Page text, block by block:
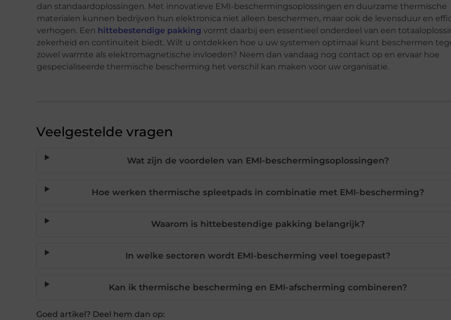
dan standaardoplossingen. Met innovatieve EMI-beschermingsoplossingen en duurzame thermische
materialen kunnen bedrijven hun elektronica niet alleen beschermen, maar ook de levensduur en
verhogen. Een hittebestendige pakking vormt daarbij een essentieel onderdeel van een
zekerheid en continuïteit biedt. Wilt u ontdekken hoe u uw systemen optimaal kunt beschermen
zowel warmte als elektromagnetische invloeden? Neem dan vandaag nog contact op en ervaar hoe
gespecialiseerde thermische bescherming het verschil kan maken voor uw organisatie.
Veelgestelde vragen
Wat zijn de voordelen van EMI-beschermingsoplossingen?
Hoe werken thermische spleetpads in combinatie met EMI-bescherming?
Waarom is hittebestendige pakking belangrijk?
In welke sectoren wordt EMI-bescherming veel toegepast?
Kan ik thermische bescherming en EMI-afscherming combineren?
Goed artikel? Deel hem dan op: